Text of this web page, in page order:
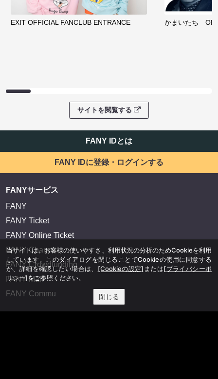
EXIT OFFICIAL FANCLUB ENTRANCE かまいたち
サイトを閲覧する
FANY IDとは
FANY IDに登録・ログインする
FANYサービス
FANY
FANY Ticket
FANY Online Ticket
FANY Channel
FANY Crowdfunding
FANY Mall
FANY Commu
当サイトは、お客様の使いやすさ、利用状況の分析のためCookieを利用
しています。このダイアログを閉じることでCookieの使用に同意する
か、詳細を確認したい場合は、 [Cookieの設定] または[プライバシーポ
リシー]をご参照ください。
閉じる